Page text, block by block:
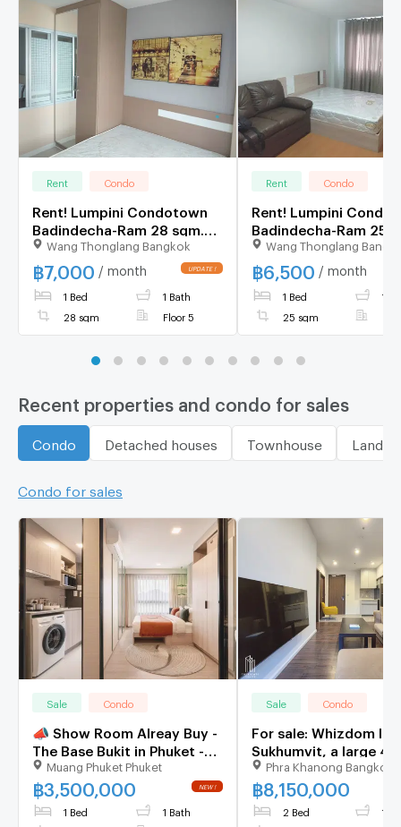
Rent Condo
Rent! Lumpini Condotown
Badindecha-Ram 28 sqm.
price 7,000 baht Fully
Furnished
Wang Thonglang Bangkok
฿7,000 / month UPDATE !
1 Bed 1 Bath
28 sqm Floor 5
Rent Condo
Rent! Lumpini
Badindecha-Ram 25
price 6,500 baht Fully
Furnished
Wang Thonglang
฿6,500 / month
1 Bed 1
25 sqm
Recent properties and condo for sales
Condo Detached houses Townhouse Land
Condo for sales
Sale Condo
📣 Show Room Alreay Buy -
The Base Bukit in Phuket -
30 sqm - Ready to move
Muang Phuket Phuket
฿3,500,000 NEW !
1 Bed 1 Bath
Sale Condo
For sale: Whizdom
Sukhumvit, a large
sq.m. unit near
BTS station. @8.15MB
Phra Khanong Bangkok
฿8,150,000
2 Bed 1